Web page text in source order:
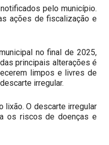
pelo município.
ações de fiscalização e
no final de 2025,
principais alterações é
limpos e livres de
irregular.
lixão. O descarte irregular
os riscos de doenças e